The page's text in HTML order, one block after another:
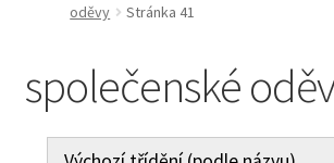
Obchodní podmínky a reklamační řád
Jak nakupovat
Aktuality
oděvy
Stránka 41
společenské